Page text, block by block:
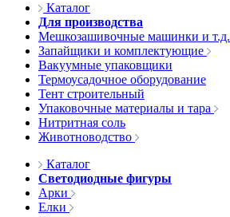
Каталог
Для производства
Мешкозашивочные машинки и т.д.
Запайщики и комплектующие
Вакуумные упаковщики
Термоусадочное оборудование
Тент строительный
Упаковочные материалы и тара
Нитритная соль
Животноводство
Каталог
Светодиодные фигуры
Арки
Елки